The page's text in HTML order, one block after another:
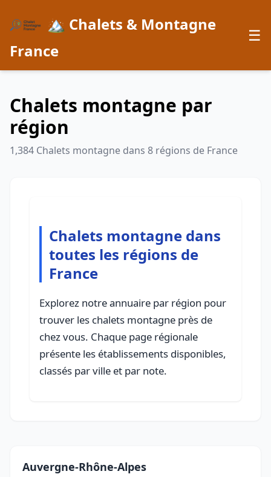
🏔️ Chalets & Montagne
France
☰
Chalets montagne par
région
1,384 Chalets montagne dans 8 régions de France
Chalets montagne dans
toutes les régions de
France
Explorez notre annuaire par région pour
trouver les chalets montagne près de
chez vous. Chaque page régionale
présente les établissements disponibles,
classés par ville et par note.
Auvergne-Rhône-Alpes